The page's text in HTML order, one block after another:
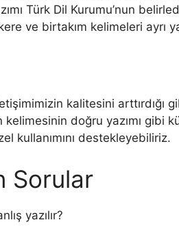
Türk Dil Kurumu’nun
ve birtakım kelimeleri ayrı
kalitesini arttırdığı
kelimesinin doğru yazımı gibi
kullanımını destekleyebiliriz.
Sorular
yazılır?